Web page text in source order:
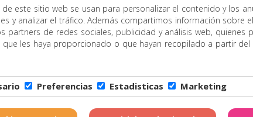
Copyright ©
de este sitio web se usan para personalizar el contenido y los
y analizar el tráfico. Además compartimos información sobre
partners de redes sociales, publicidad y análisis web, quienes
que les haya proporcionado o que hayan recopilado a partir
Preferencias Estadisticas Marketing